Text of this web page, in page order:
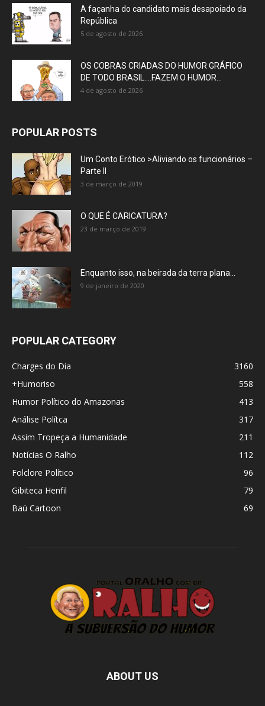
A façanha do candidato mais desapoiado da
República
5 de agosto de 2026
OS COBRAS CRIADAS DO HUMOR GRÁFICO
DE TODO BRASIL….FAZEM O HUMOR...
4 de agosto de 2026
POPULAR POSTS
Um Conto Erótico >Aliviando os funcionários –
Parte II
3 de março de 2019
O QUE É CARICATURA?
23 de março de 2019
Enquanto isso, na beirada da terra plana…
9 de janeiro de 2020
POPULAR CATEGORY
Charges do Dia
3160
+Humoriso
558
Humor Político do Amazonas
413
Análise Polítca
317
Assim Tropeça a Humanidade
211
Notícias O Ralho
112
Folclore Político
96
Gibiteca Henfil
79
Baú Cartoon
69
ABOUT US